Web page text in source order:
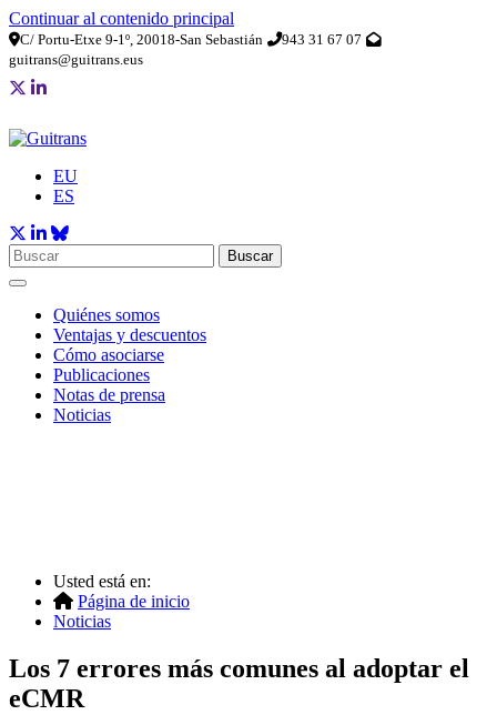
Continuar al contenido principal
C/ Portu-Etxe 9-1º, 20018-San Sebastián
943 31 67 07
guitrans@guitrans.eus
EU
ES
Buscar
Quiénes somos
Ventajas y descuentos
Cómo asociarse
Publicaciones
Notas de prensa
Noticias
Usted está en:
Página de inicio
Noticias
Los 7 errores más comunes al adoptar el
eCMR